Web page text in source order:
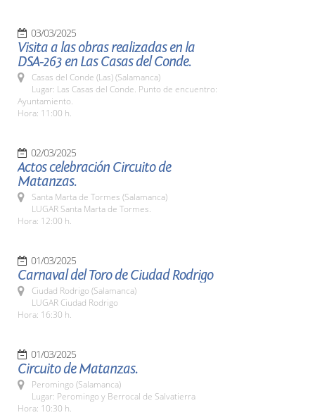
03/03/2025
Visita a las obras realizadas en la
DSA-263 en Las Casas del Conde.
Casas del Conde (Las) (Salamanca)
Lugar: Las Casas del Conde. Punto de encuentro:
Ayuntamiento.
Hora: 11:00 h.
02/03/2025
Actos celebración Circuito de
Matanzas.
Santa Marta de Tormes (Salamanca)
LUGAR Santa Marta de Tormes.
Hora: 12:00 h.
01/03/2025
Carnaval del Toro de Ciudad Rodrigo
Ciudad Rodrigo (Salamanca)
LUGAR Ciudad Rodrigo
Hora: 16:30 h.
01/03/2025
Circuito de Matanzas.
Peromingo (Salamanca)
Lugar: Peromingo y Berrocal de Salvatierra
Hora: 10:30 h.